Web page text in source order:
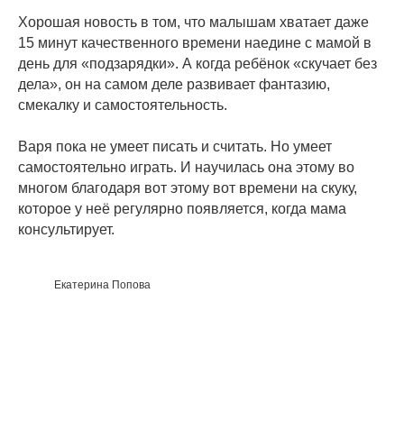
Хорошая новость в том, что малышам хватает даже
15 минут качественного времени наедине с мамой в
день для «подзарядки». А когда ребёнок «скучает без
дела», он на самом деле развивает фантазию,
смекалку и самостоятельность.
Варя пока не умеет писать и считать. Но умеет
самостоятельно играть. И научилась она этому во
многом благодаря вот этому вот времени на скуку,
которое у неё регулярно появляется, когда мама
консультирует.
Екатерина Попова